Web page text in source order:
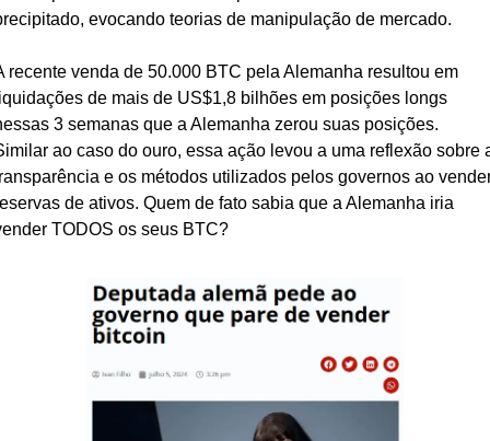
evocando teorias de manipulação de mercado.
recente venda de 50.000 BTC pela Alemanha resultou em
de mais de US$1,8 bilhões em posições longs
3 semanas que a Alemanha zerou suas posições.
ao caso do ouro, essa ação levou a uma reflexão sobre
e os métodos utilizados pelos governos ao
de ativos. Quem de fato sabia que a Alemanha iria
TODOS os seus BTC?